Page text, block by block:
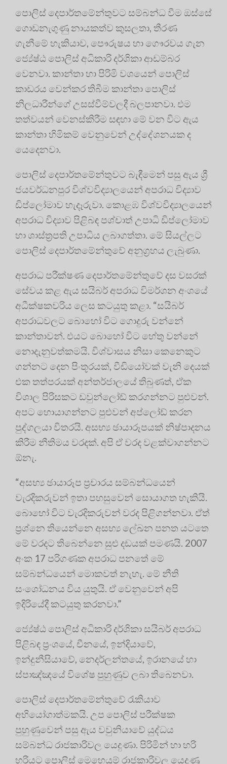
පොලිස් දෙපාර්තමේන්තුවට සම්බන්ධ වීම ඔස්සේ
ගොඩනැගුණු නායකත්ව කුසලතා, තීරණ
ගැනීමේ හැකියාව, පෞරුෂය හා ගෞරවය ගැන
ජ්‍යේෂ්ඨ පොලිස් අධිකාරි දර්ශිකා ආඩම්බර
වෙනවා. කාන්තා හා පිරිමි වශයෙන් පොලිස්
කාඩරය වෙන්කර තිබීම කාන්තා පොලිස්
නිලධාරීන්ගේ උසස්වීම්වලදී බලපානවා. එම
තත්වයන් වෙනස්කිරීම සඳහා මේ වන විට ඇය
කාන්තා හිමිකම් වෙනුවෙන් උද්දේශනයක ද
යෙදෙනවා.
පොලිස් දෙපාර්තමේන්තුවට බැඳීමෙන් පසු ඇය ශ්‍රී
ජයවර්ධනපුර විශ්වවිද්‍යාලයෙන් අපරාධ විද්‍යාව
ඩිප්ලෝමාව හැදෑරුවා. කොළඹ විශ්වවිද්‍යාලයෙන්
අපරාධ විද්‍යාව පිළිබඳ පශ්චාත් උපාධි ඩිප්ලෝමාව
හා ශාස්ත්‍රපති උපාධිය ලබාගත්තා. මේ සියල්ලට
පොලිස් දෙපාර්තමේන්තුවේ අනුග්‍රහය ලැබුණා.
අපරාධ පරීක්ෂණ දෙපාර්තමේන්තුවේ දස වසරක්
සේවය කළ ඇය සයිබර් අපරාධ විමර්ශන අංශයේ
අධීක්ෂකවරිය ලෙස කටයුතු කළා. “සයිබර්
අපරාධවලට බොහෝ විට ගොදුරු වන්නේ
කාන්තාවන්. එයට බොහෝ විට හේතු වන්නේ
නොදැනුවත්කමයි. විශ්වාසය නිසා කෙනෙකුට
ගන්නට දෙන පිංතූරයක්, වීඩියෝවක් වැනි දෙයක්
එක තත්පරයක් අන්තර්ජාලයේ තිබුණත්, ඒක
විශාල පිරිසකට ඩවුන්ලෝඩ් කරගන්නට පුළුවන්.
අපට හොයාගන්නට පුළුවන් අප්ලෝඩ් කරන
පුද්ගලයා විතරයි. අසභ්‍ය ඡායාරූපයක් නිෂ්පාදනය
කිරීම නීතිමය වරදක්. අපි ඒ වරද වළක්වාගන්නට
ඕනැ.
“අසභ්‍ය ඡායාරූප ප්‍රචාරය සම්බන්ධයෙන්
වැරදිකරුවන් ඉතා පහසුවෙන් සොයාගත හැකියි.
බොහෝ විට වැරදිකරුවන් වරද පිළිගන්නවා. ඒත්
ප්‍රශ්නෙ තියෙන්නෙ අසභ්‍ය ලේඛන පනත යටතෙ
මේ වරදට තිබෙන්නෙ සුළු දඩයක් පමණයි. 2007
අංක 17 පරිගණක අපරාධ පනතේ මේ
සම්බන්ධයෙන් මොකවත් නැහැ. මේ නීති
සංශෝධනය විය යුතුයි. ඒ වෙනුවෙන් අපි
ඉදිරියේදී කටයුතු කරනවා.”
ජ්‍යේෂ්ඨ පොලිස් අධිකාරි දර්ශිකා සයිබර් අපරාධ
පිළිබඳ ප්‍රංශයේ, චීනයේ, ඉන්දියාවේ,
ඉන්දුනීසියාවේ, නෙදර්ලන්තයේ, ඉරානයේ හා
ස්පාඤ්ඤයේ විශේෂ පුහුණුව ලබා තිබෙනවා.
පොලිස් දෙපාර්තමේන්තුවේ රැකියාව
අභියෝගාත්මකයි. උප පොලිස් පරීක්ෂක
පුහුණුවෙන් පසු ඇය වවුනියාවේ යුද්ධය
සම්බන්ධ රාජකාරිවල යෙදුණා. පිරිමින් හා හරි
හරියට පොලිස් මෙහෙයුම් රාජකාරිවල යෙදුණු